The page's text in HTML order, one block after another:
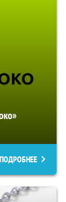
ПОДРОБНЕЕ